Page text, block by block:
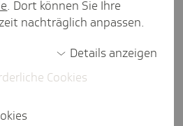
(PNS) - kurz:
dazu führt,
. Dort können Sie Ihre
nachträglich anpassen.
Details anzeigen
Cookies